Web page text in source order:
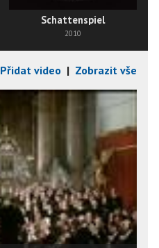
Schattenspiel
2010
Přidat video | Zobrazit vše